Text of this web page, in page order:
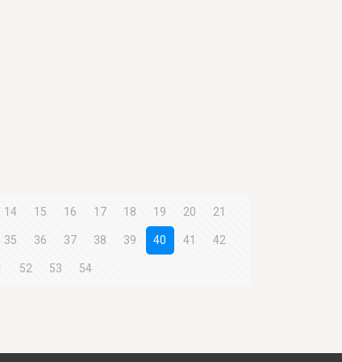
14 15 16 17 18 19 20 21
35 36 37 38 39 40 41 42
52 53 54